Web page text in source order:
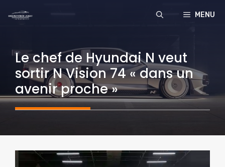
MENU
Le chef de Hyundai N veut
sortir N Vision 74 « dans un
avenir proche »